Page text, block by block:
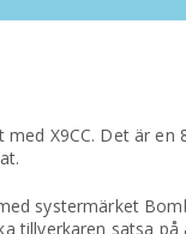
X9CC. Det är en
systermärket
tillverkaren satsa